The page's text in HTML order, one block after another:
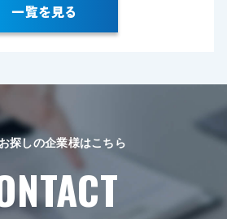
一覧を見る
探しの企業様はこちら